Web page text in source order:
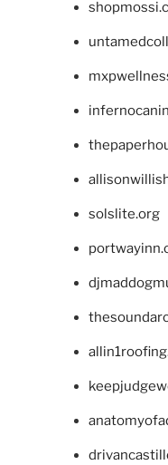
solslite.org